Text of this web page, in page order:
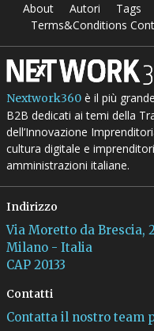
About Autori Tags
Terms&Conditions
Nextwork360è il più
B2B dedicati ai temi della
dell’Innovazione
cultura digitale e
amministrazioni italiane.
Indirizzo
Via Moretto da Brescia,
Milano - Italia
CAP 20133
Contatti
Contatta il nostro team